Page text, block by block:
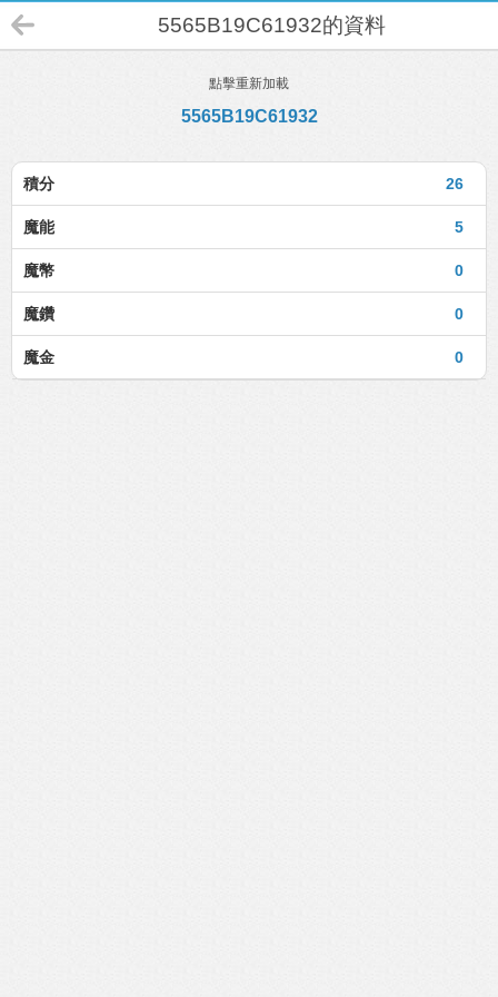
5565B19C61932的資料
點擊重新加載
5565B19C61932
26
積分
5
魔能
0
魔幣
0
魔鑽
0
魔金